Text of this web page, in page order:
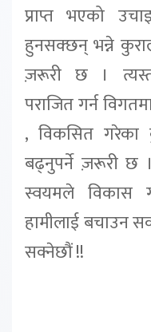
प्राप्त भएको
हुनसक्छन् भन्ने
ज़रूरी छ ।
पराजित गर्न
, विकसित गरेका
बढ्नुपर्ने ज़रूरी छ ।
स्वयमले विकास
हामीलाई बचाउन
सक्नेछौं !!